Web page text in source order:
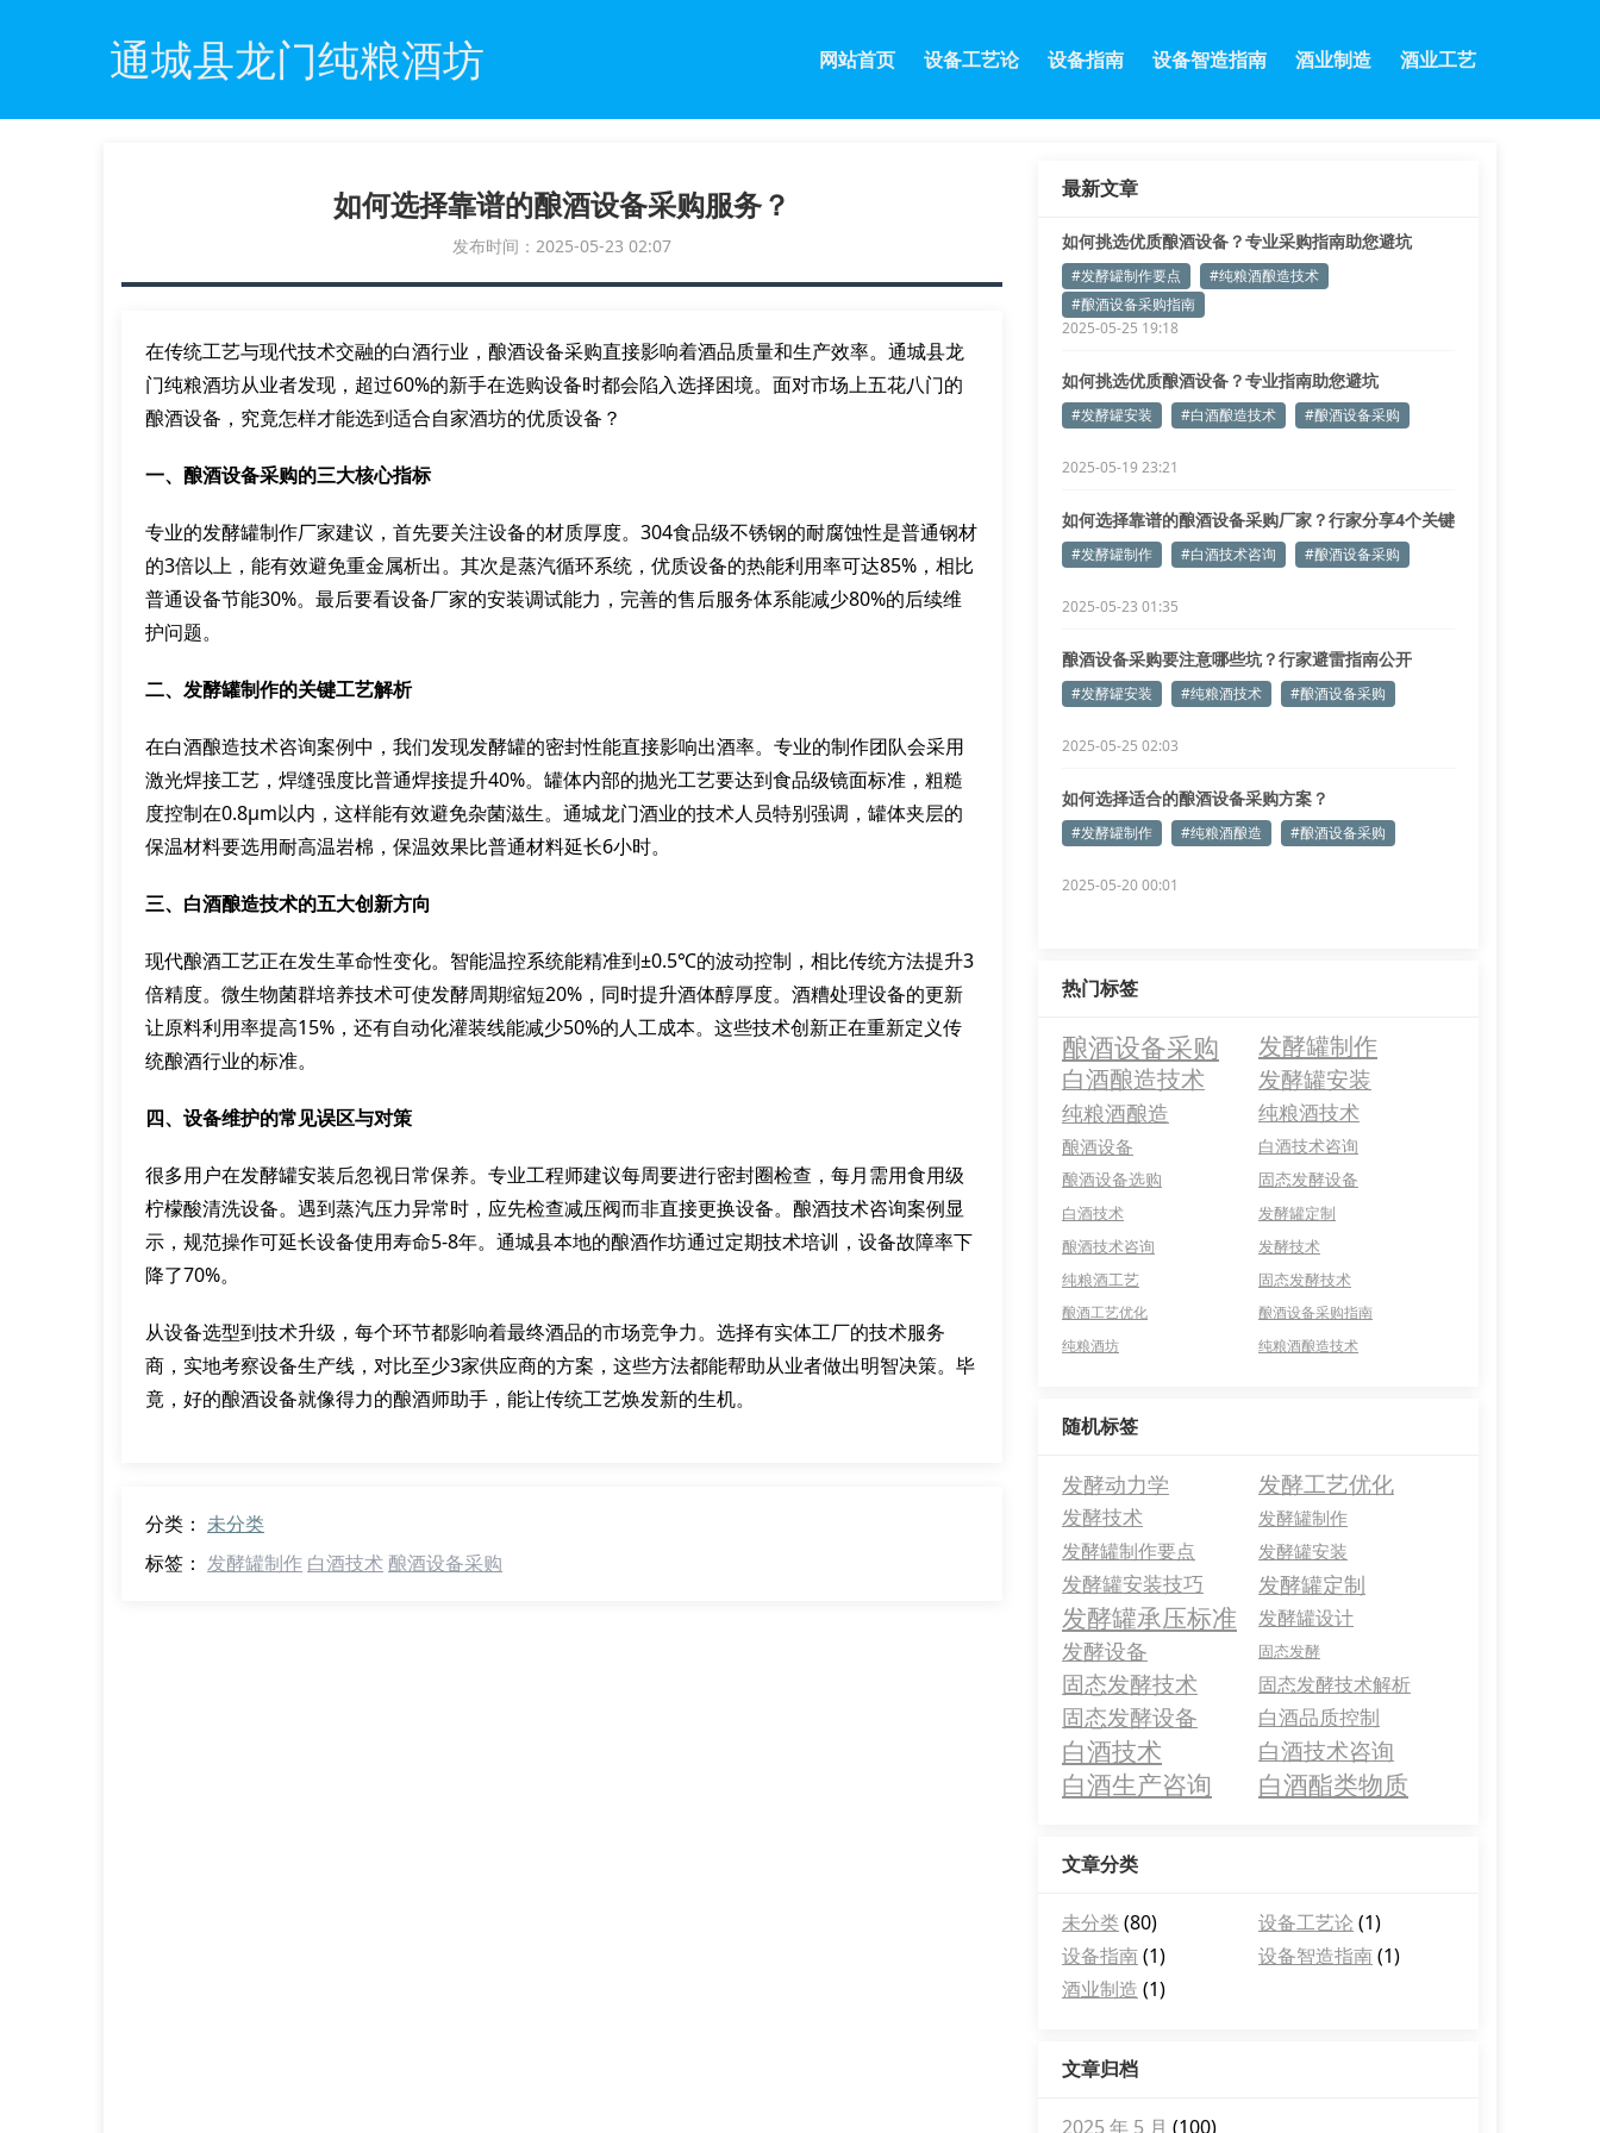
通城县龙门纯粮酒坊 网站首页 设备工艺论 设备指南 设备智造指南 酒业制造 酒业工艺
如何选择靠谱的酿酒设备采购服务？
发布时间：2025-05-23 02:07
在传统工艺与现代技术交融的白酒行业，酿酒设备采购直接影响着酒品质量和生产效率。通城县龙
门纯粮酒坊从业者发现，超过60%的新手在选购设备时都会陷入选择困境。面对市场上五花八门的
酿酒设备，究竟怎样才能选到适合自家酒坊的优质设备？
一、酿酒设备采购的三大核心指标
专业的发酵罐制作厂家建议，首先要关注设备的材质厚度。304食品级不锈钢的耐腐蚀性是普通钢材
的3倍以上，能有效避免重金属析出。其次是蒸汽循环系统，优质设备的热能利用率可达85%，相比
普通设备节能30%。最后要看设备厂家的安装调试能力，完善的售后服务体系能减少80%的后续维
护问题。
二、发酵罐制作的关键工艺解析
在白酒酿造技术咨询案例中，我们发现发酵罐的密封性能直接影响出酒率。专业的制作团队会采用
激光焊接工艺，焊缝强度比普通焊接提升40%。罐体内部的抛光工艺要达到食品级镜面标准，粗糙
度控制在0.8μm以内，这样能有效避免杂菌滋生。通城龙门酒业的技术人员特别强调，罐体夹层的
保温材料要选用耐高温岩棉，保温效果比普通材料延长6小时。
三、白酒酿造技术的五大创新方向
现代酿酒工艺正在发生革命性变化。智能温控系统能精准到±0.5℃的波动控制，相比传统方法提升3
倍精度。微生物菌群培养技术可使发酵周期缩短20%，同时提升酒体醇厚度。酒糟处理设备的更新
让原料利用率提高15%，还有自动化灌装线能减少50%的人工成本。这些技术创新正在重新定义传
统酿酒行业的标准。
四、设备维护的常见误区与对策
很多用户在发酵罐安装后忽视日常保养。专业工程师建议每周要进行密封圈检查，每月需用食用级
柠檬酸清洗设备。遇到蒸汽压力异常时，应先检查减压阀而非直接更换设备。酿酒技术咨询案例显
示，规范操作可延长设备使用寿命5-8年。通城县本地的酿酒作坊通过定期技术培训，设备故障率下
降了70%。
从设备选型到技术升级，每个环节都影响着最终酒品的市场竞争力。选择有实体工厂的技术服务
商，实地考察设备生产线，对比至少3家供应商的方案，这些方法都能帮助从业者做出明智决策。毕
竟，好的酿酒设备就像得力的酿酒师助手，能让传统工艺焕发新的生机。
分类： 未分类
标签： 发酵罐制作 白酒技术 酿酒设备采购
最新文章
如何挑选优质酿酒设备？专业采购指南助您避坑
#发酵罐制作要点
#纯粮酒酿造技术
#酿酒设备采购指南
2025-05-25 19:18
如何挑选优质酿酒设备？专业指南助您避坑
#发酵罐安装 #白酒酿造技术 #酿酒设备采购
2025-05-19 23:21
如何选择靠谱的酿酒设备采购厂家？行家分享4个关键
点#发酵罐制作 #白酒技术咨询 #酿酒设备采购
2025-05-23 01:35
酿酒设备采购要注意哪些坑？行家避雷指南公开
#发酵罐安装 #纯粮酒技术 #酿酒设备采购
2025-05-25 02:03
如何选择适合的酿酒设备采购方案？
#发酵罐制作 #纯粮酒酿造 #酿酒设备采购
2025-05-20 00:01
热门标签
酿酒设备采购
发酵罐制作
白酒酿造技术
发酵罐安装
纯粮酒酿造 纯粮酒技术
酿酒设备
白酒技术咨询
酿酒设备选购
固态发酵设备
白酒技术
发酵罐定制
酿酒技术咨询
发酵技术
纯粮酒工艺
固态发酵技术
酿酒工艺优化
酿酒设备采购指南
纯粮酒坊
纯粮酒酿造技术
随机标签
发酵动力学 发酵工艺优化
发酵技术 发酵罐制作
发酵罐制作要点 发酵罐安装
发酵罐安装技巧 发酵罐定制
发酵罐承压标准 发酵罐设计
发酵设备 固态发酵
固态发酵技术 固态发酵技术解析
固态发酵设备 白酒品质控制
白酒技术 白酒技术咨询
白酒生产咨询 白酒酯类物质
文章分类
未分类(80) 设备工艺论 (1)
设备指南(1) 设备智造指南(1)
酒业制造 (1)
文章归档
2025 年 5 月 (100)